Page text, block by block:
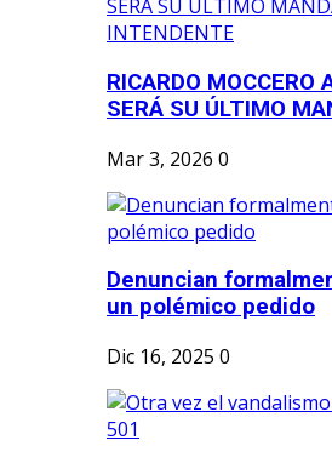
RICARDO MOCCERO
SERÁ SU ÚLTIMO
Mar 3, 2026 0
Denuncian
un polémico pedido
Dic 16, 2025 0